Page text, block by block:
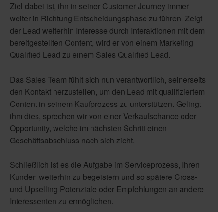
Ziel dabei ist, ihn in seiner Customer Journey immer
weiter in Richtung Entscheidungsphase zu führen. Zeigt
der Lead weiterhin Interesse durch Interaktionen mit dem
bereitgestellten Content, wird er von einem Marketing
Qualified Lead zu einem Sales Qualified Lead.
Das Sales Team fühlt sich nun verantwortlich, seinerseits
den Kontakt herzustellen, um den Lead mit qualifiziertem
Content in seinem Kaufprozess zu unterstützen. Gelingt
ihm dies, sprechen wir von einer Verkaufschance oder
Opportunity, welche im nächsten Schritt einen
Geschäftsabschluss nach sich zieht.
Schließlich ist es die Aufgabe im Serviceprozess, Ihren
Kunden weiterhin zu begeistern und so spätere Cross-
und Upselling Potenziale oder Empfehlungen an andere
Interessenten zu ermöglichen.